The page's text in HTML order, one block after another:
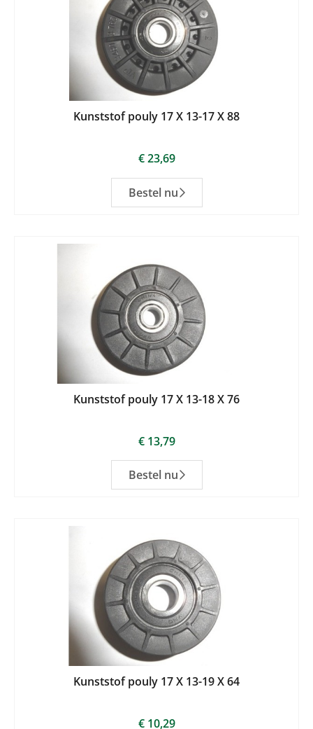
Kunststof pouly 17 X 13-17 X 88
€23,69
Bestel nu
Kunststof pouly 17 X 13-18 X 76
€13,79
Bestel nu
Kunststof pouly 17 X 13-19 X 64
€10,29